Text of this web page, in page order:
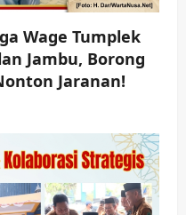
Wage Tumplek
Jambu, Borong
Jaranan!